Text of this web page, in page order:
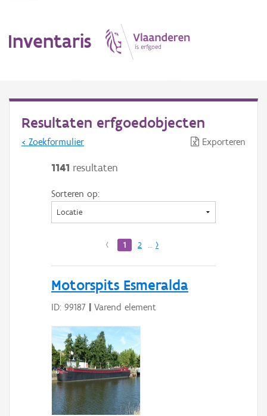
Inventaris
Erfgoedobject
Aanduidingsobject
Waarneming
Resultaten erfgoedobjecten
< Zoekformulier Exporteren
1141 resultaten
Sorteren op:
‹ 1 2 … ›
Motorspits Esmeralda
ID: 99187 | Varend element